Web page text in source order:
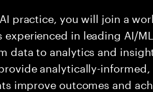
practice, you will join a
experienced in leading AI/
data to analytics and
analytically-informed,
improve outcomes and